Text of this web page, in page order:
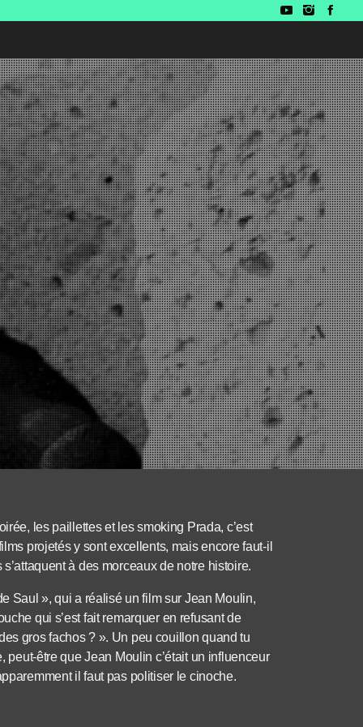
les paillettes et les smoking Prada, c’est
projetés y sont excellents, mais encore faut-il
à des morceaux de notre histoire.
Saul », qui a réalisé un film sur Jean Moulin,
qui s’est fait remarquer en refusant de
gros fachos ? ». Un peu couillon quand tu
être que Jean Moulin c’était un influenceur
il faut pas politiser le cinoche.